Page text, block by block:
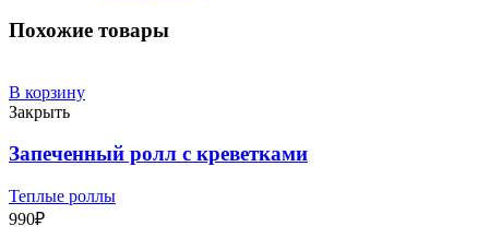
Похожие товары
В корзину
Закрыть
Запеченный ролл с креветками
Теплые роллы
990₽